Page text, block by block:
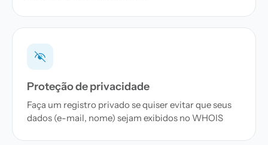
Proteção de privacidade
Faça um registro privado se quiser evitar que seus
dados (e-mail, nome) sejam exibidos no WHOIS